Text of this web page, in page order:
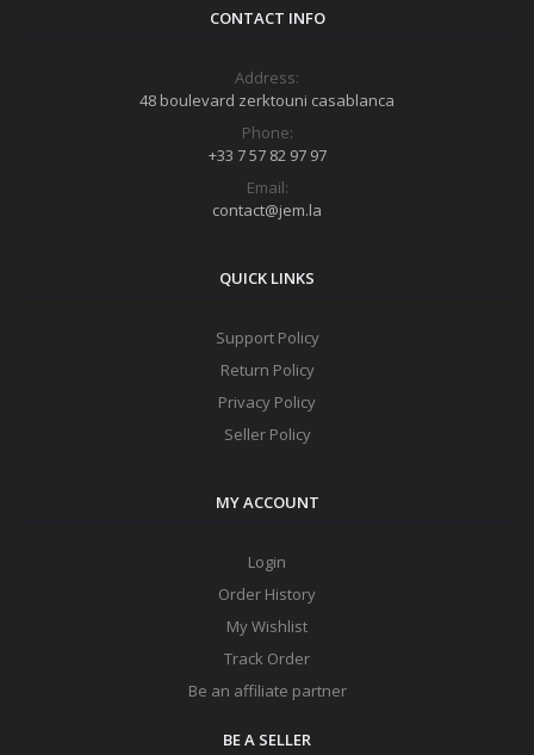
CONTACT INFO
Address:
48 boulevard zerktouni casablanca
Phone:
+33 7 57 82 97 97
Email:
contact@jem.la
QUICK LINKS
Support Policy
Return Policy
Privacy Policy
Seller Policy
MY ACCOUNT
Login
Order History
My Wishlist
Track Order
Be an affiliate partner
BE A SELLER